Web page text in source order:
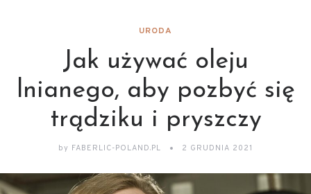
URODA
Jak używać oleju
lnianego, aby pozbyć się
trądziku i pryszczy
by FABERLIC-POLAND.PL 2 GRUDNIA 2021